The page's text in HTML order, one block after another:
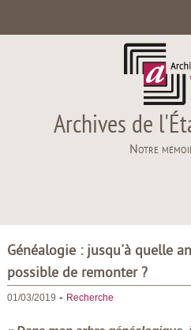
Archives de
Notre
Généalogie : jusqu'à quelle
possible de remonter ?
01/03/2019 - Recherche